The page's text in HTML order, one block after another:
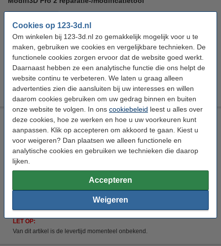
Cookies op 123-3d.nl
Om winkelen bij 123-3d.nl zo gemakkelijk mogelijk voor u te
maken, gebruiken we cookies en vergelijkbare technieken. De
functionele cookies zorgen ervoor dat de website goed werkt.
Daarnaast hebben ze een analytische functie die ons helpt de
website continu te verbeteren. We laten u graag alleen
advertenties zien die aansluiten bij uw interesses en willen
daarom cookies gebruiken om uw gedrag binnen en buiten
onze website te volgen. In ons cookiebeleid leest u alles over
deze cookies, hoe ze werken en hoe u uw voorkeuren kunt
aanpassen. Klik op accepteren om akkoord te gaan. Kiest u
voor weigeren? Dan plaatsen we alleen functionele en
analytische cookies en gebruiken we technieken die daarop
lijken.
Accepteren
Weigeren
Bekijk de specificaties en beschrijving
Direct leverbaar
Morgen in huis
€ 69,95
Creality 3D Air Purifier-FDM
Creality 3D 360 W DAR02819
Bekijk de specificaties en beschrijving
€ 574,50
LET OP:
Van dit artikel is de levertijd momenteel onbekend.